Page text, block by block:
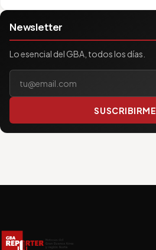
Newsletter
Lo esencial del GBA, todos los días.
SUSCRIBIRME